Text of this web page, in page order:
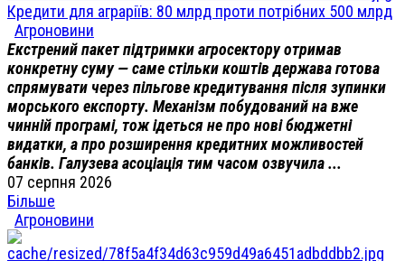
Кредити для аграріїв: 80 млрд проти потрібних 500 млрд
Агроновини
Екстрений пакет підтримки агросектору отримав
конкретну суму — саме стільки коштів держава готова
спрямувати через пільгове кредитування після зупинки
морського експорту. Механізм побудований на вже
чинній програмі, тож ідеться не про нові бюджетні
видатки, а про розширення кредитних можливостей
банків. Галузева асоціація тим часом озвучила ...
07 серпня 2026
Більше
Агроновини